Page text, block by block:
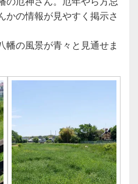
かの情報が見やすく掲示さ
幡の風景が青々と見通せま